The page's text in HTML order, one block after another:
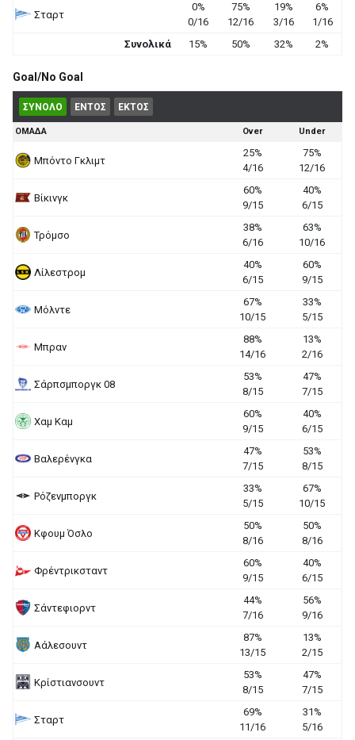
Σταρτ
0%
0/16
75%
12/16
19%
3/16
6%
1/16
Συνολικά
15% 50% 32% 2%
Goal/No Goal
ΣΥΝΟΛΟ ΕΝΤΟΣ ΕΚΤΟΣ
ΟΜΑΔΑ Over Under
Μπόντο Γκλιμτ
25%
4/16
75%
12/16
Βίκινγκ
60%
9/15
40%
6/15
Τρόμσο
38%
6/16
63%
10/16
Λίλεστρομ
40%
6/15
60%
9/15
Μόλντε
67%
10/15
33%
5/15
Μπραν
88%
14/16
13%
2/16
Σάρπσμποργκ 08
53%
8/15
47%
7/15
Χαμ Καμ
60%
9/15
40%
6/15
Βαλερένγκα
47%
7/15
53%
8/15
Ρόζενμποργκ
33%
5/15
67%
10/15
Κφουμ Όσλο
50%
8/16
50%
8/16
Φρέντρικσταντ
60%
9/15
40%
6/15
Σάντεφιορντ
44%
7/16
56%
9/16
Αάλεσουντ
87%
13/15
13%
2/15
Κρίστιανσουντ
53%
8/15
47%
7/15
Σταρτ
69%
11/16
31%
5/16